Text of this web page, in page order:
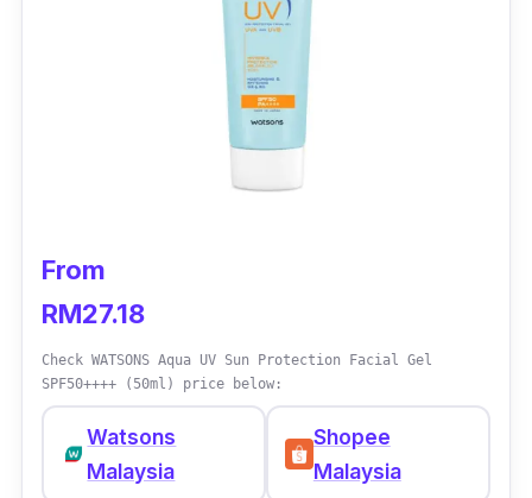
From
RM27.18
Check WATSONS Aqua UV Sun Protection Facial Gel
SPF50++++ (50ml) price below:
Watsons
Malaysia
Shopee
Malaysia